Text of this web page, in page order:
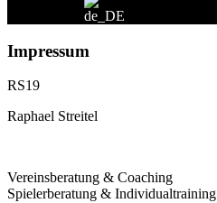
Impressum
RS19
Raphael Streitel
Vereinsberatung & Coaching
Spielerberatung & Individualtraining